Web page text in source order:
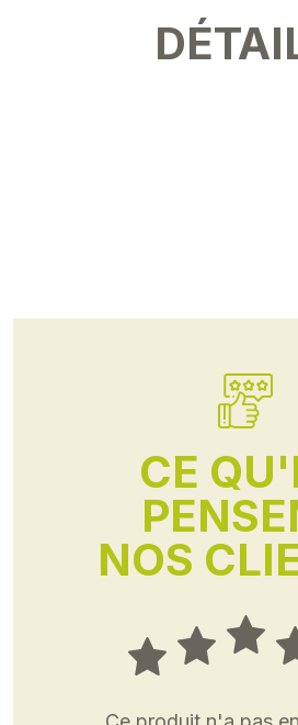
CE
NOS